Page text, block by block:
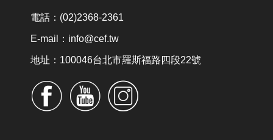
電話：(02)2368-2361
E-mail：info@cef.tw
地址：100046台北市羅斯福路四段22號